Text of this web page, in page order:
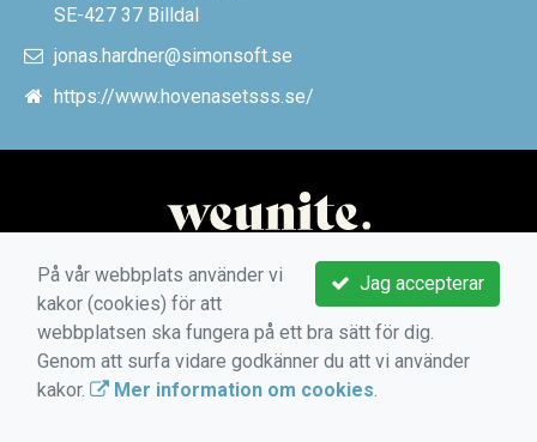
SE-427 37 Billdal
jonas.hardner@simonsoft.se
https://www.hovenasetsss.se/
Jag accepterar
På vår webbplats använder vi
kakor (cookies) för att
webbplatsen ska fungera på ett bra sätt för dig.
Genom att surfa vidare godkänner du att vi använder
kakor.
Mer information om cookies.